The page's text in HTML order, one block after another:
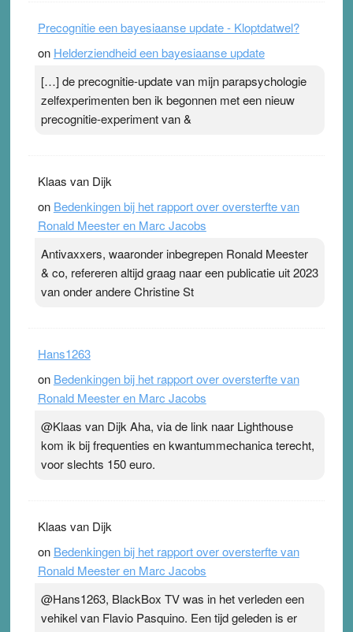
Precognitie een bayesiaanse update - Kloptdatwel?
on Helderziendheid een bayesiaanse update
[…] de precognitie-update van mijn parapsychologie
zelfexperimenten ben ik begonnen met een nieuw
precognitie-experiment van &
Klaas van Dijk
on Bedenkingen bij het rapport over oversterfte van
Ronald Meester en Marc Jacobs
Antivaxxers, waaronder inbegrepen Ronald Meester
& co, refereren altijd graag naar een publicatie uit 2023
van onder andere Christine St
Hans1263
on Bedenkingen bij het rapport over oversterfte van
Ronald Meester en Marc Jacobs
@Klaas van Dijk Aha, via de link naar Lighthouse
kom ik bij frequenties en kwantummechanica terecht,
voor slechts 150 euro.
Klaas van Dijk
on Bedenkingen bij het rapport over oversterfte van
Ronald Meester en Marc Jacobs
@Hans1263, BlackBox TV was in het verleden een
vehikel van Flavio Pasquino. Een tijd geleden is er